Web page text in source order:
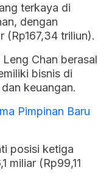
terkaya di
dengan
(Rp167,34 triliun).
Chan berasal
bisnis di
keuangan.
Pimpinan Baru
posisi ketiga
miliar (Rp99,11